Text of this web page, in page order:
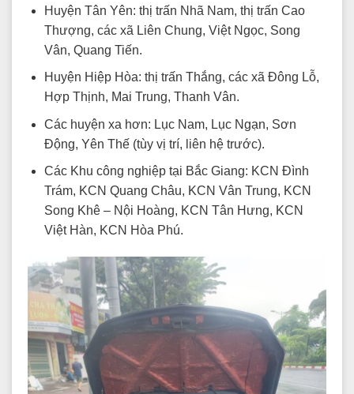
Huyện Tân Yên: thị trấn Nhã Nam, thị trấn Cao
Thượng, các xã Liên Chung, Việt Ngọc, Song
Vân, Quang Tiến.
Huyện Hiệp Hòa: thị trấn Thắng, các xã Đông Lỗ,
Hợp Thịnh, Mai Trung, Thanh Vân.
Các huyện xa hơn: Lục Nam, Lục Ngạn, Sơn
Động, Yên Thế (tùy vị trí, liên hệ trước).
Các Khu công nghiệp tại Bắc Giang: KCN Đình
Trám, KCN Quang Châu, KCN Vân Trung, KCN
Song Khê – Nội Hoàng, KCN Tân Hưng, KCN
Việt Hàn, KCN Hòa Phú.